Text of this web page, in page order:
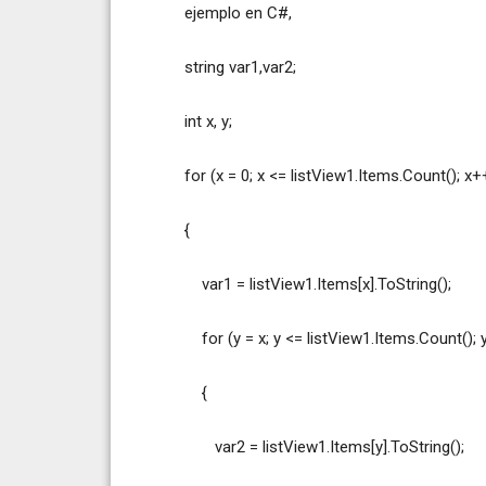
ejemplo en C#,
string var1,var2;
int x, y;
for (x = 0; x <= listView1.Items.Count();
{
var1 = listView1.Items[x].ToString();
for (y = x; y <= listView1.Items.Count();
{
var2 = listView1.Items[y].ToString();